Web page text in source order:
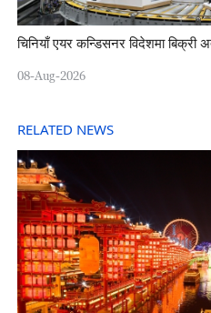
चिनियाँ एयर कन्डिसनर विदेशमा बिक्री
08-Aug-2026
RELATED NEWS